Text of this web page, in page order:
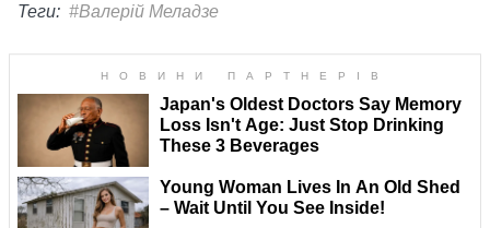
Теги: #Валерій Меладзе